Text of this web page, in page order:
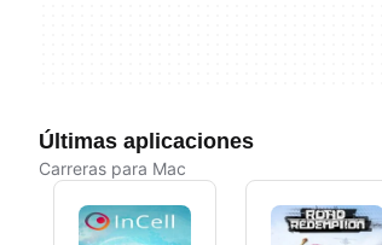
Últimas aplicaciones
Carreras para Mac